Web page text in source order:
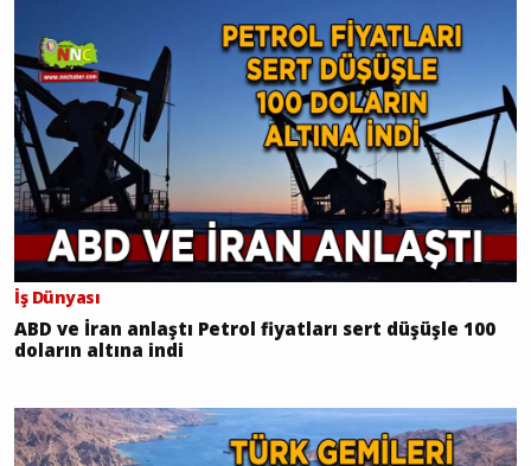
İş Dünyası
ABD ve İran anlaştı Petrol fiyatları sert düşüşle 100
doların altına indi